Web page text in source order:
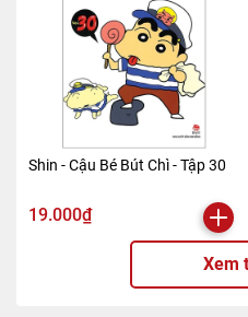
Shin - Cậu Bé Bút Chì - Tập 30
19.000₫
Xem